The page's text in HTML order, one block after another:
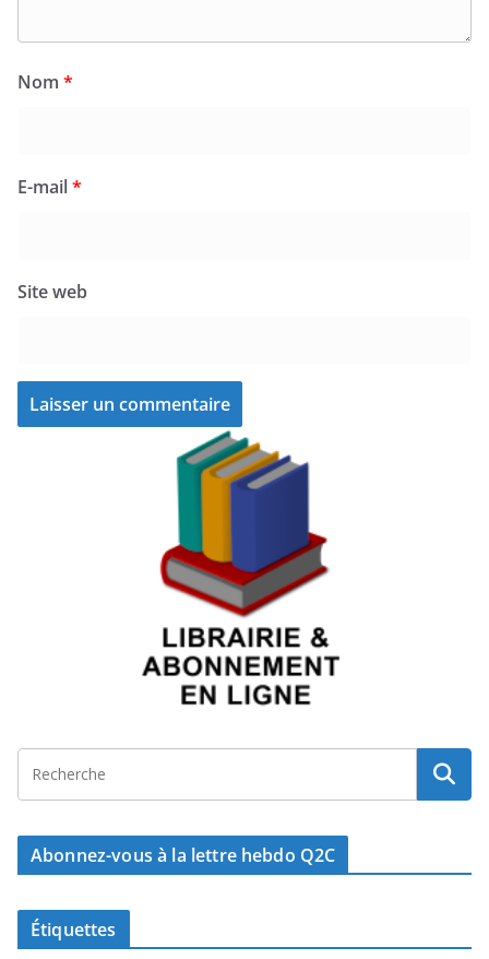
Nom *
E-mail*
Site web
Abonnez-vous à la lettre hebdo Q2C
Étiquettes